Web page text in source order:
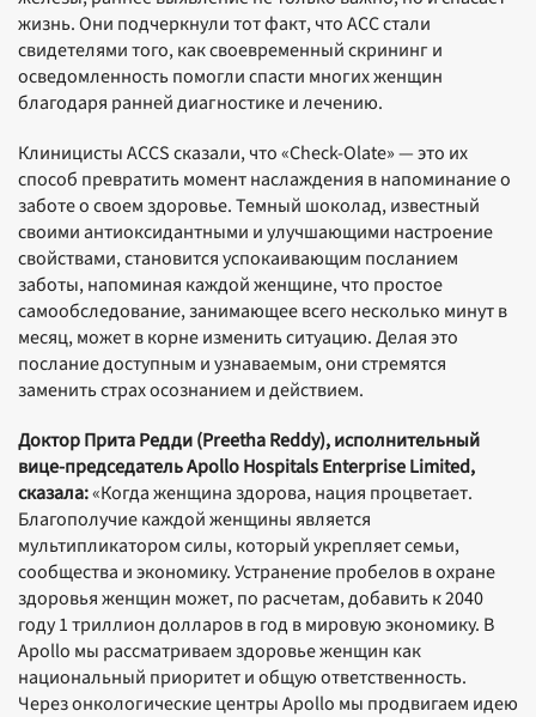
жизнь. Они подчеркнули тот факт, что ACC стали
свидетелями того, как своевременный скрининг и
осведомленность помогли спасти многих женщин
благодаря ранней диагностике и лечению.
Клиницисты ACCS сказали, что «Check-Olate» — это их
способ превратить момент наслаждения в напоминание о
заботе о своем здоровье. Темный шоколад, известный
своими антиоксидантными и улучшающими настроение
свойствами, становится успокаивающим посланием
заботы, напоминая каждой женщине, что простое
самообследование, занимающее всего несколько минут в
месяц, может в корне изменить ситуацию. Делая это
послание доступным и узнаваемым, они стремятся
заменить страх осознанием и действием.
Доктор Прита Редди (Preetha Reddy), исполнительный
вице-председатель Apollo Hospitals Enterprise Limited,
сказала:«Когда женщина здорова, нация процветает.
Благополучие каждой женщины является
мультипликатором силы, который укрепляет семьи,
сообщества и экономику. Устранение пробелов в охране
здоровья женщин может, по расчетам, добавить к 2040
году 1 триллион долларов в год в мировую экономику. В
Apollo мы рассматриваем здоровье женщин как
национальный приоритет и общую ответственность.
Через онкологические центры Apollo мы продвигаем идею